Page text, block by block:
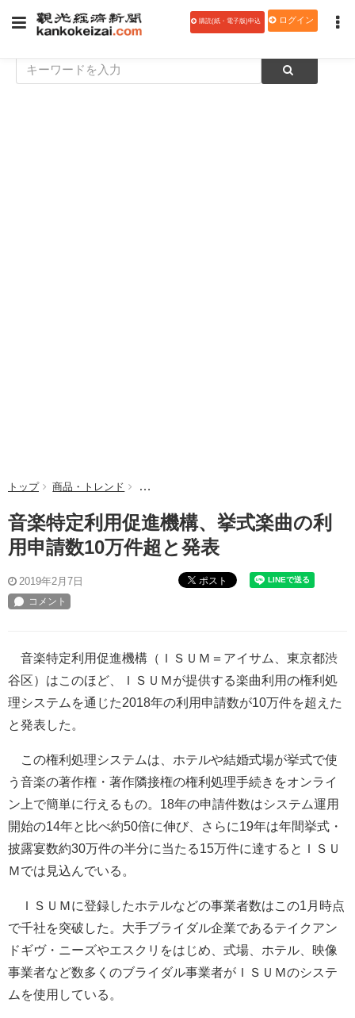
購読(紙・電子版)申込 ログイン
トップ 商品・トレンド 音楽特定利用促進機構、挙式楽曲の利用申請
音楽特定利用促進機構、挙式楽曲の利
用申請数10万件超と発表
2019年2月7日 ポスト
音楽特定利用促進機構（ＩＳＵＭ＝アイサム、東京都渋
谷区）はこのほど、ＩＳＵＭが提供する楽曲利用の権利処
理システムを通じた2018年の利用申請数が10万件を超えた
と発表した。
この権利処理システムは、ホテルや結婚式場が挙式で使
う音楽の著作権・著作隣接権の権利処理手続きをオンライ
ン上で簡単に行えるもの。18年の申請件数はシステム運用
開始の14年と比べ約50倍に伸び、さらに19年は年間挙式・
披露宴数約30万件の半分に当たる15万件に達するとＩＳＵ
Ｍでは見込んでいる。
ＩＳＵＭに登録したホテルなどの事業者数はこの1月時点
で千社を突破した。大手ブライダル企業であるテイクアン
ドギヴ・ニーズやエスクリをはじめ、式場、ホテル、映像
事業者など数多くのブライダル事業者がＩＳＵＭのシステ
ムを使用している。